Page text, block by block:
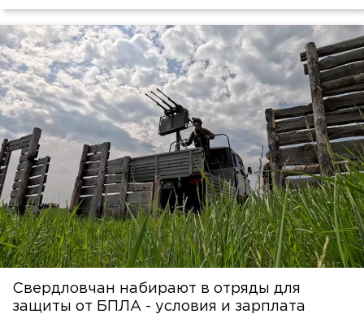
Свердловчан набирают в отряды для
защиты от БПЛА - условия и зарплата